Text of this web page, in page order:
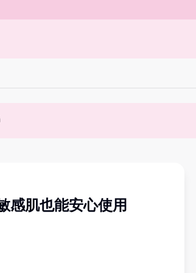
”
感肌也能安心使用